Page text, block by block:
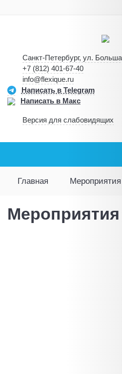
Санкт-Петербург, ул.
+7 (812) 401-67-40
info@flexique.ru
Написать в Telegram
Написать в Макс
Версия для слабовидящих
Главная Мероприятия
Мероприятия